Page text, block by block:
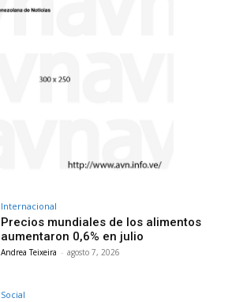
Internacional
Precios mundiales de los alimentos
aumentaron 0,6% en julio
Andrea Teixeira - agosto 7, 2026
Social